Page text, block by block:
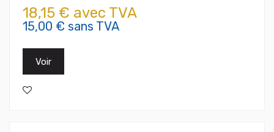
18,15 € avec TVA
15,00 € sans TVA
Voir